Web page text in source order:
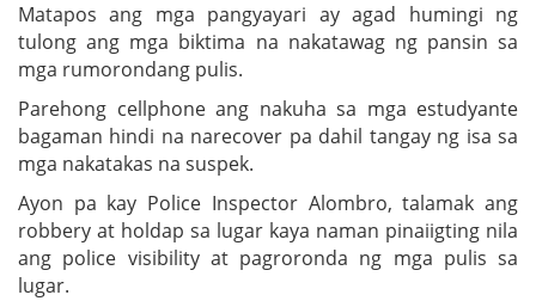
Matapos ang mga pangyayari ay agad humingi ng
tulong ang mga biktima na nakatawag ng pansin sa
mga rumorondang pulis.
Parehong cellphone ang nakuha sa mga estudyante
bagaman hindi na narecover pa dahil tangay ng isa sa
mga nakatakas na suspek.
Ayon pa kay Police Inspector Alombro, talamak ang
robbery at holdap sa lugar kaya naman pinaiigting nila
ang police visibility at pagroronda ng mga pulis sa
lugar.